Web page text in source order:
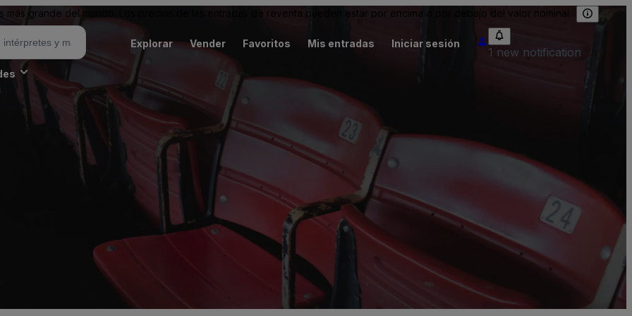
más grande del mundo. Los precios de las entradas de reventa pueden estar por encima o por debajo del valor nominal.
Explorar Vender Favoritos Mis entradas Iniciar sesión
1 new notification